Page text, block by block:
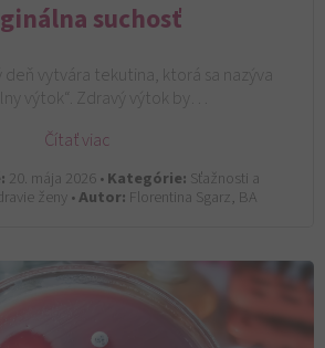
suchosť
deň vytvára tekutina, ktorá sa nazýva
výtok“. Zdravý výtok by…
Čítať viac
20. mája 2026 •Kategórie: Sťažnosti a
ženy •Autor: Florentina Sgarz, BA